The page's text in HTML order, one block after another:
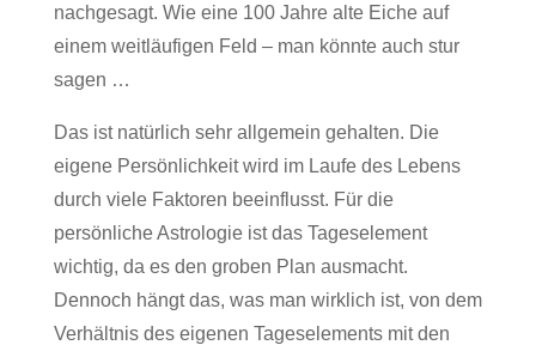
nachgesagt. Wie eine 100 Jahre alte Eiche auf
einem weitläufigen Feld – man könnte auch stur
sagen …
Das ist natürlich sehr allgemein gehalten. Die
eigene Persönlichkeit wird im Laufe des Lebens
durch viele Faktoren beeinflusst. Für die
persönliche Astrologie ist das Tageselement
wichtig, da es den groben Plan ausmacht.
Dennoch hängt das, was man wirklich ist, von dem
Verhältnis des eigenen Tageselements mit den